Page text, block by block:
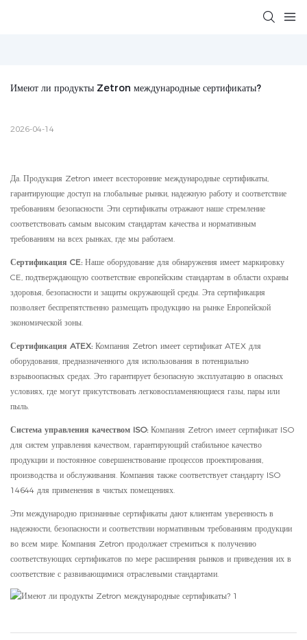
Имеют ли продукты Zetron международные сертификаты?
2026-04-14
Да. Продукция Zetron имеет всесторонние международные сертификаты,
гарантирующие доступ на глобальные рынки, надежную работу и соответствие
требованиям безопасности. Эти сертификаты отражают наше стремление
соответствовать самым высоким стандартам качества и нормативным
требованиям на всех рынках, где мы работаем.
Сертификация CE:Наше оборудование для обнаружения имеет маркировку
CE, подтверждающую соответствие европейским стандартам в области охраны
здоровья, безопасности и защиты окружающей среды. Эта сертификация
позволяет беспрепятственно размещать продукцию на рынке Европейской
экономической зоны.
Сертификация ATEX:Компания Zetron имеет сертификат ATEX для
оборудования, предназначенного для использования в потенциально
взрывоопасных средах. Это гарантирует безопасную эксплуатацию в опасных
условиях, где могут присутствовать легковоспламеняющиеся газы, пары или
пыль.
Система управления качеством ISO:Компания Zetron имеет сертификат ISO
для систем управления качеством, гарантирующий стабильное качество
продукции и постоянное совершенствование процессов проектирования,
производства и обслуживания. Компания также соответствует стандарту ISO
14644 для применения в чистых помещениях.
Эти международно признанные сертификаты дают клиентам уверенность в
надежности, безопасности и соответствии нормативным требованиям продукции
во всем мире. Компания Zetron продолжает стремиться к получению
соответствующих сертификатов по мере расширения рынков и приведения их в
соответствие с развивающимися отраслевыми стандартами.